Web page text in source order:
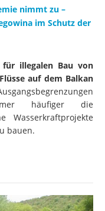
nimmt zu –
im Schutz der
illegalen Bau von
auf dem Balkan
häufiger die
Wasserkraftprojekte
bauen.